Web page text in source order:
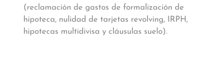
(reclamación de gastos de formalización de
hipoteca, nulidad de tarjetas revolving, IRPH,
hipotecas multidivisa y cláusulas suelo).